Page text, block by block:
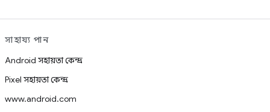
সাহায্য পান
Android সহায়তা কেন্দ্র
Pixel সহায়তা কেন্দ্র
www.android.com